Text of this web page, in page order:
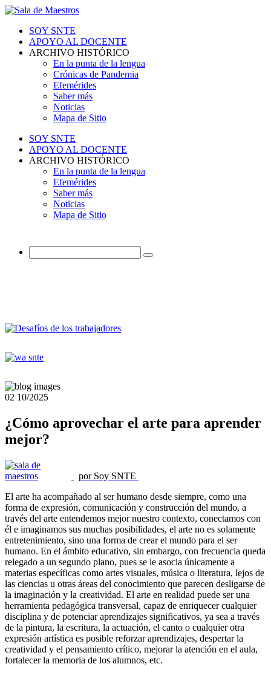
SOY SNTE
APOYO AL DOCENTE
ARCHIVO HISTÓRICO
En la punta de la lengua
Crónicas de Pandemia
Efemérides
Saber más
Noticias
Mapa de Sitio
SOY SNTE
APOYO AL DOCENTE
ARCHIVO HISTÓRICO
En la punta de la lengua
Efemérides
Saber más
Noticias
Mapa de Sitio
02 10/2025
¿Cómo aprovechar el arte para aprender
mejor?
por Soy SNTE
El arte ha acompañado al ser humano desde siempre, como una
forma de expresión, comunicación y construcción del mundo, a
través del arte entendemos mejor nuestro contexto, conectamos con
él e imaginamos sus muchas posibilidades, el arte no es solamente
entretenimiento, sino una forma de crear el mundo para el ser
humano. En el ámbito educativo, sin embargo, con frecuencia queda
relegado a un segundo plano, pues se le asocia únicamente a
materias específicas como artes visuales, música o literatura, lejos de
las ciencias u otras áreas del conocimiento que parecen desligarse de
la imaginación y la creatividad. El arte en realidad puede ser una
herramienta pedagógica transversal, capaz de enriquecer cualquier
disciplina y de potenciar aprendizajes significativos, ya sea a través
de la pintura, la escritura, la actuación, el canto o cualquier otra
expresión artística es posible reforzar aprendizajes, despertar la
creatividad y el pensamiento crítico, mejorar la atención en el aula,
fortalecer la memoria de los alumnos, etc.